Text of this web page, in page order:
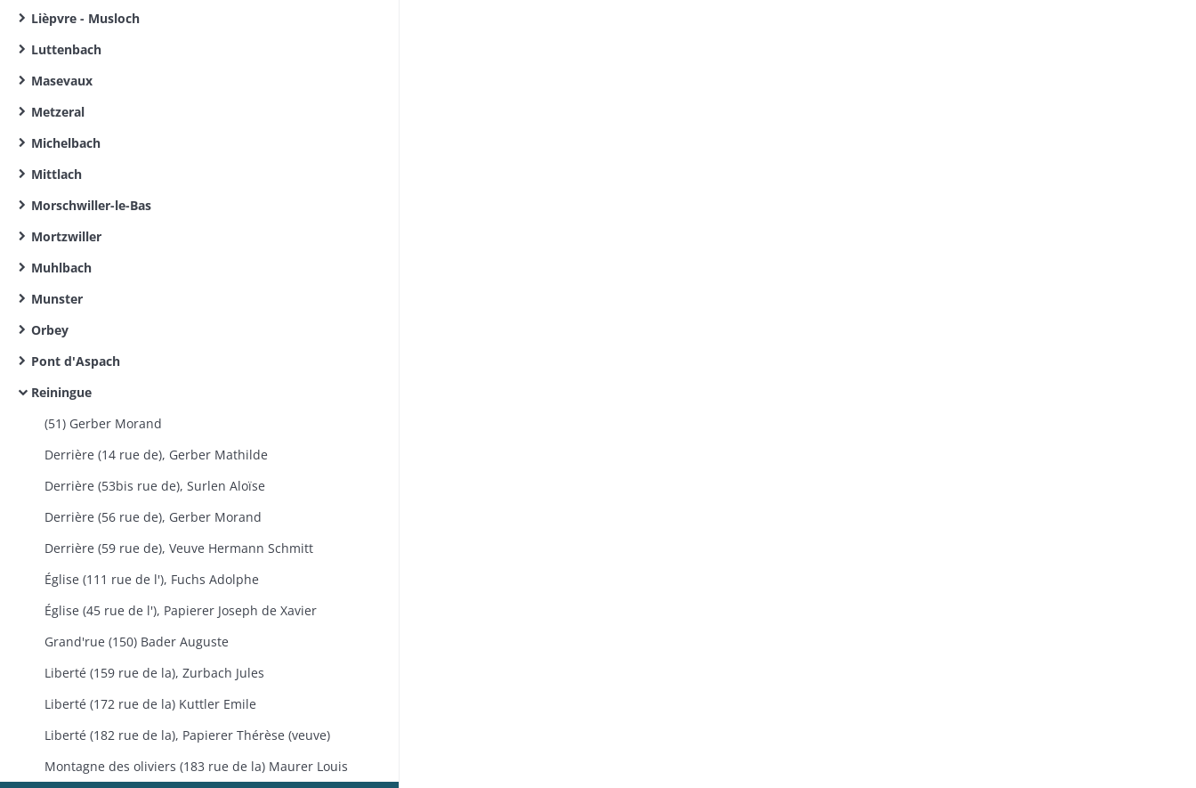
Lièpvre - Musloch
Luttenbach
Masevaux
Metzeral
Michelbach
Mittlach
Morschwiller-le-Bas
Mortzwiller
Muhlbach
Munster
Orbey
Pont d'Aspach
Reiningue
(51) Gerber Morand
Derrière (14 rue de), Gerber Mathilde
Derrière (53bis rue de), Surlen Aloïse
Derrière (56 rue de), Gerber Morand
Derrière (59 rue de), Veuve Hermann Schmitt
Église (111 rue de l'), Fuchs Adolphe
Église (45 rue de l'), Papierer Joseph de Xavier
Grand'rue (150) Bader Auguste
Liberté (159 rue de la), Zurbach Jules
Liberté (172 rue de la) Kuttler Emile
Liberté (182 rue de la), Papierer Thérèse (veuve)
Montagne des oliviers (183 rue de la) Maurer Louis